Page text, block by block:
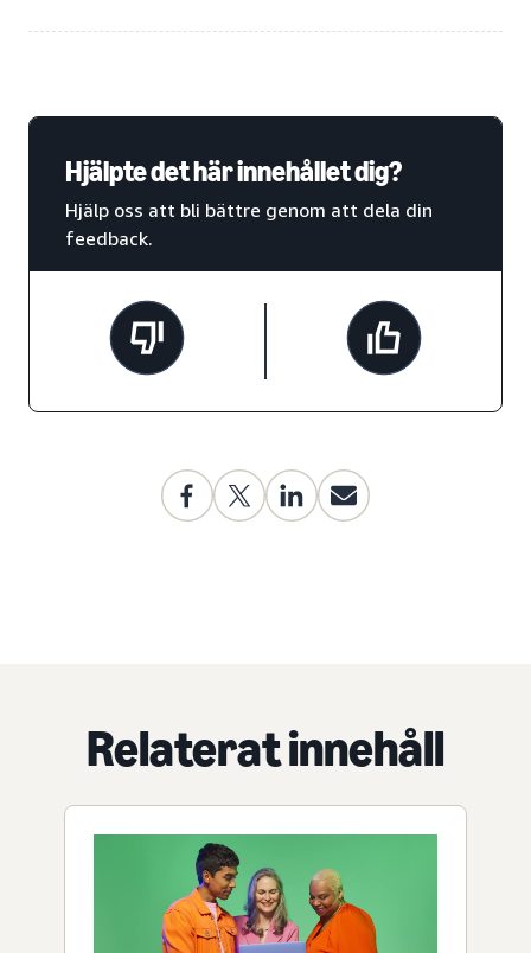
Hjälpte det här innehållet dig?
Hjälp oss att bli bättre genom att dela din
feedback.
Relaterat innehåll